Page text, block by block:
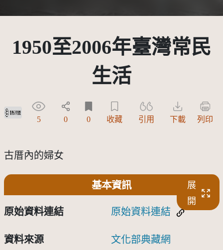
1950至2006年臺灣常民
生活
受著作權法保護-僅限於本平台有限度公開瀏覽
5 0 0 收藏 引用 下載 列印
古厝內的婦女
基本資訊
展
開
原始資料連結 原始資料連結
資料來源 文化部典藏網